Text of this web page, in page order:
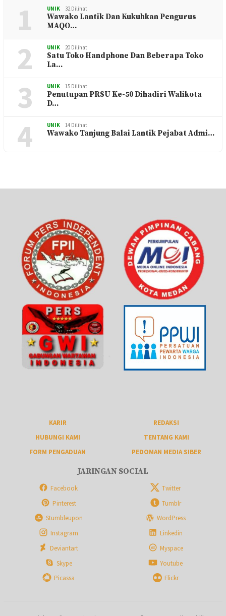
1 UNIK 32 Dilihat
Wawako Lantik Dan Kukuhkan Pengurus
MAQO…
2 UNIK 20 Dilihat
Satu Toko Handphone Dan Beberapa Toko
La…
3 UNIK 15 Dilihat
Penutupan PRSU Ke-50 Dihadiri Walikota
D…
4 UNIK 14 Dilihat
Wawako Tanjung Balai Lantik Pejabat Admi…
KARIR
REDAKSI
HUBUNGI KAMI
TENTANG KAMI
FORM PENGADUAN
PEDOMAN MEDIA SIBER
JARINGAN SOCIAL
Facebook
Twitter
Pinterest
Tumblr
Stumbleupon
WordPress
Instagram
Linkedin
Deviantart
Myspace
Skype
Youtube
Picassa
Flickr